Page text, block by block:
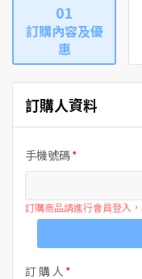
01
訂購內容及優
惠
訂購人資料
手機號碼
訂購商品請進行會員登入
訂 購 人